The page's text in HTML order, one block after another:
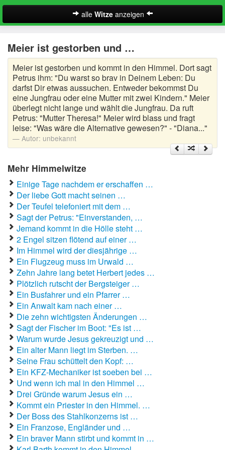
alle Witzeanzeigen
A-Klasse Witze
Akademiker Witze
Al Bundy Sprüche
Alle Kinder Sprüche
Anrufbeantworter Ansagen
Anwaltswitze
Arbeitswitze
Arztwitze
Autoaufkleber Sprüche
Bankerwitze
Bart Simpson Sprüche
Bauernregeln
Bauernwitze
Bayern Witze
Beamtenwitze
Bierwitze
Bill Clinton Witze
Blondinenwitze
Meier ist gestorben und …
Meier ist gestorben und kommt in den Himmel. Dort sagt
Petrus ihm: "Du warst so brav in Deinem Leben: Du
darfst Dir etwas aussuchen. Entweder bekommst Du
eine Jungfrau oder eine Mutter mit zwei Kindern." Meier
überlegt nicht lange und wählt die Jungfrau. Da ruft
Petrus: "Mutter Theresa!" Meier wird blass und fragt
leise: "Was wäre die Alternative gewesen?" - "Diana..."
Autor: unbekannt
Mehr Himmelwitze
Einige Tage nachdem er erschaffen …
Der liebe Gott macht seinen …
Der Teufel telefoniert mit dem …
Sagt der Petrus: "Einverstanden, …
Jemand kommt in die Hölle steht …
2 Engel sitzen flötend auf einer …
Im Himmel wird der diesjährige …
Ein Flugzeug muss im Urwald …
Zehn Jahre lang betet Herbert jedes …
Plötzlich rutscht der Bergsteiger …
Ein Busfahrer und ein Pfarrer …
Ein Anwalt kam nach einer …
Die zehn wichtigsten Änderungen …
Sagt der Fischer im Boot: "Es ist …
Warum wurde Jesus gekreuzigt und …
Ein alter Mann liegt im Sterben. …
Seine Frau schüttelt den Kopf: …
Ein KFZ-Mechaniker ist soeben bei …
Und wenn ich mal in den Himmel …
Drei Gründe warum Jesus ein …
Kommt ein Priester in den Himmel. …
Der Boss des Stahlkonzerns ist …
Ein Franzose, Engländer und …
Ein braver Mann stirbt und kommt in …